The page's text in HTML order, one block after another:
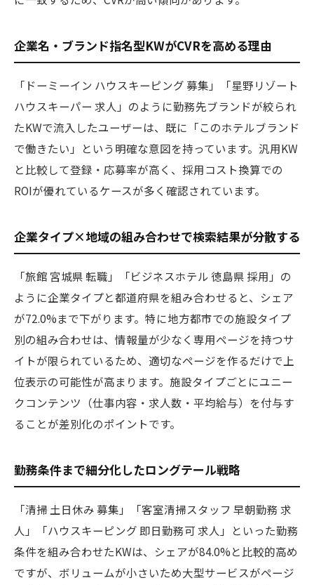
企業名・ブランド指名型KWがCVRを高める理由
「ドーミーイン ハウスキーピング 募集」「星野リゾート
ハウスキーパー 求人」のように勤務先ブランドが絞られ
たKWで流入したユーザーは、既に「このホテルブランド
で働きたい」という明確な意図を持っています。汎用KW
と比較して登録・応募率が高く、採用コスト換算での
ROIが優れているケースが多く確認されています。
企業タイプ×地域の組み合わせで検索結果が分散する
「旅館 宮城県 転職」「ビジネスホテル 徳島県 採用」の
ように企業タイプと都道府県を組み合わせると、シェア
が72.0%まで下がります。特に地方都市での施設タイプ
別の組み合わせは、情報量が少なく専用ページを持つサ
イトが限られているため、適切なページを作るだけで上
位表示の可能性が高まります。施設タイプごとにユニー
クコンテンツ（仕事内容・求人数・平均給与）を付与す
ることが差別化のポイントです。
勤務条件まで細分化したロングテール戦略
「清掃 土日休み 募集」「客室清掃スタッフ 早朝勤務 求
人」「ハウスキーピング 即日勤務可 求人」といった勤務
条件を組み合わせたKWは、シェアが84.0%と比較的高め
ですが、ボリュームが小さいため大型サービスがページ